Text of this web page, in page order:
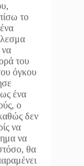
το
να
του
όγκου
ένα
ο
δεν
να
να
θα